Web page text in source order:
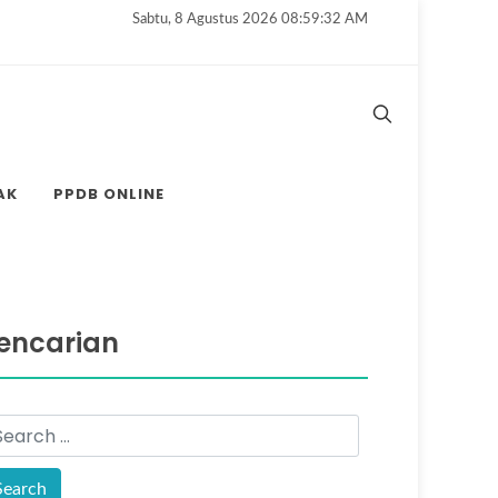
Sabtu, 8 Agustus 2026 08:59:34 AM
PPDB ONLINE